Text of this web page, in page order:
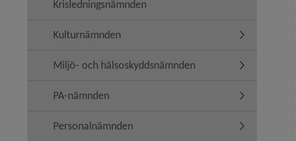
Krisledningsnämnden
Kulturnämnden Undermeny för
Miljö- och hälsoskyddsnämnden Undermeny för
PA-nämnden Undermeny för
Personalnämnden Undermeny för